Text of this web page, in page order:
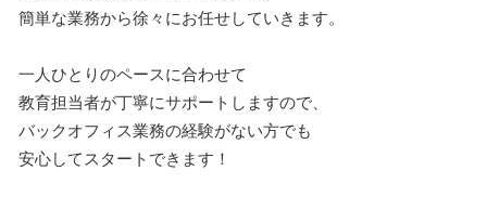
簡単な業務から徐々にお任せしていきます。
一人ひとりのペースに合わせて
教育担当者が丁寧にサポートしますので、
バックオフィス業務の経験がない方でも
安心してスタートできます！